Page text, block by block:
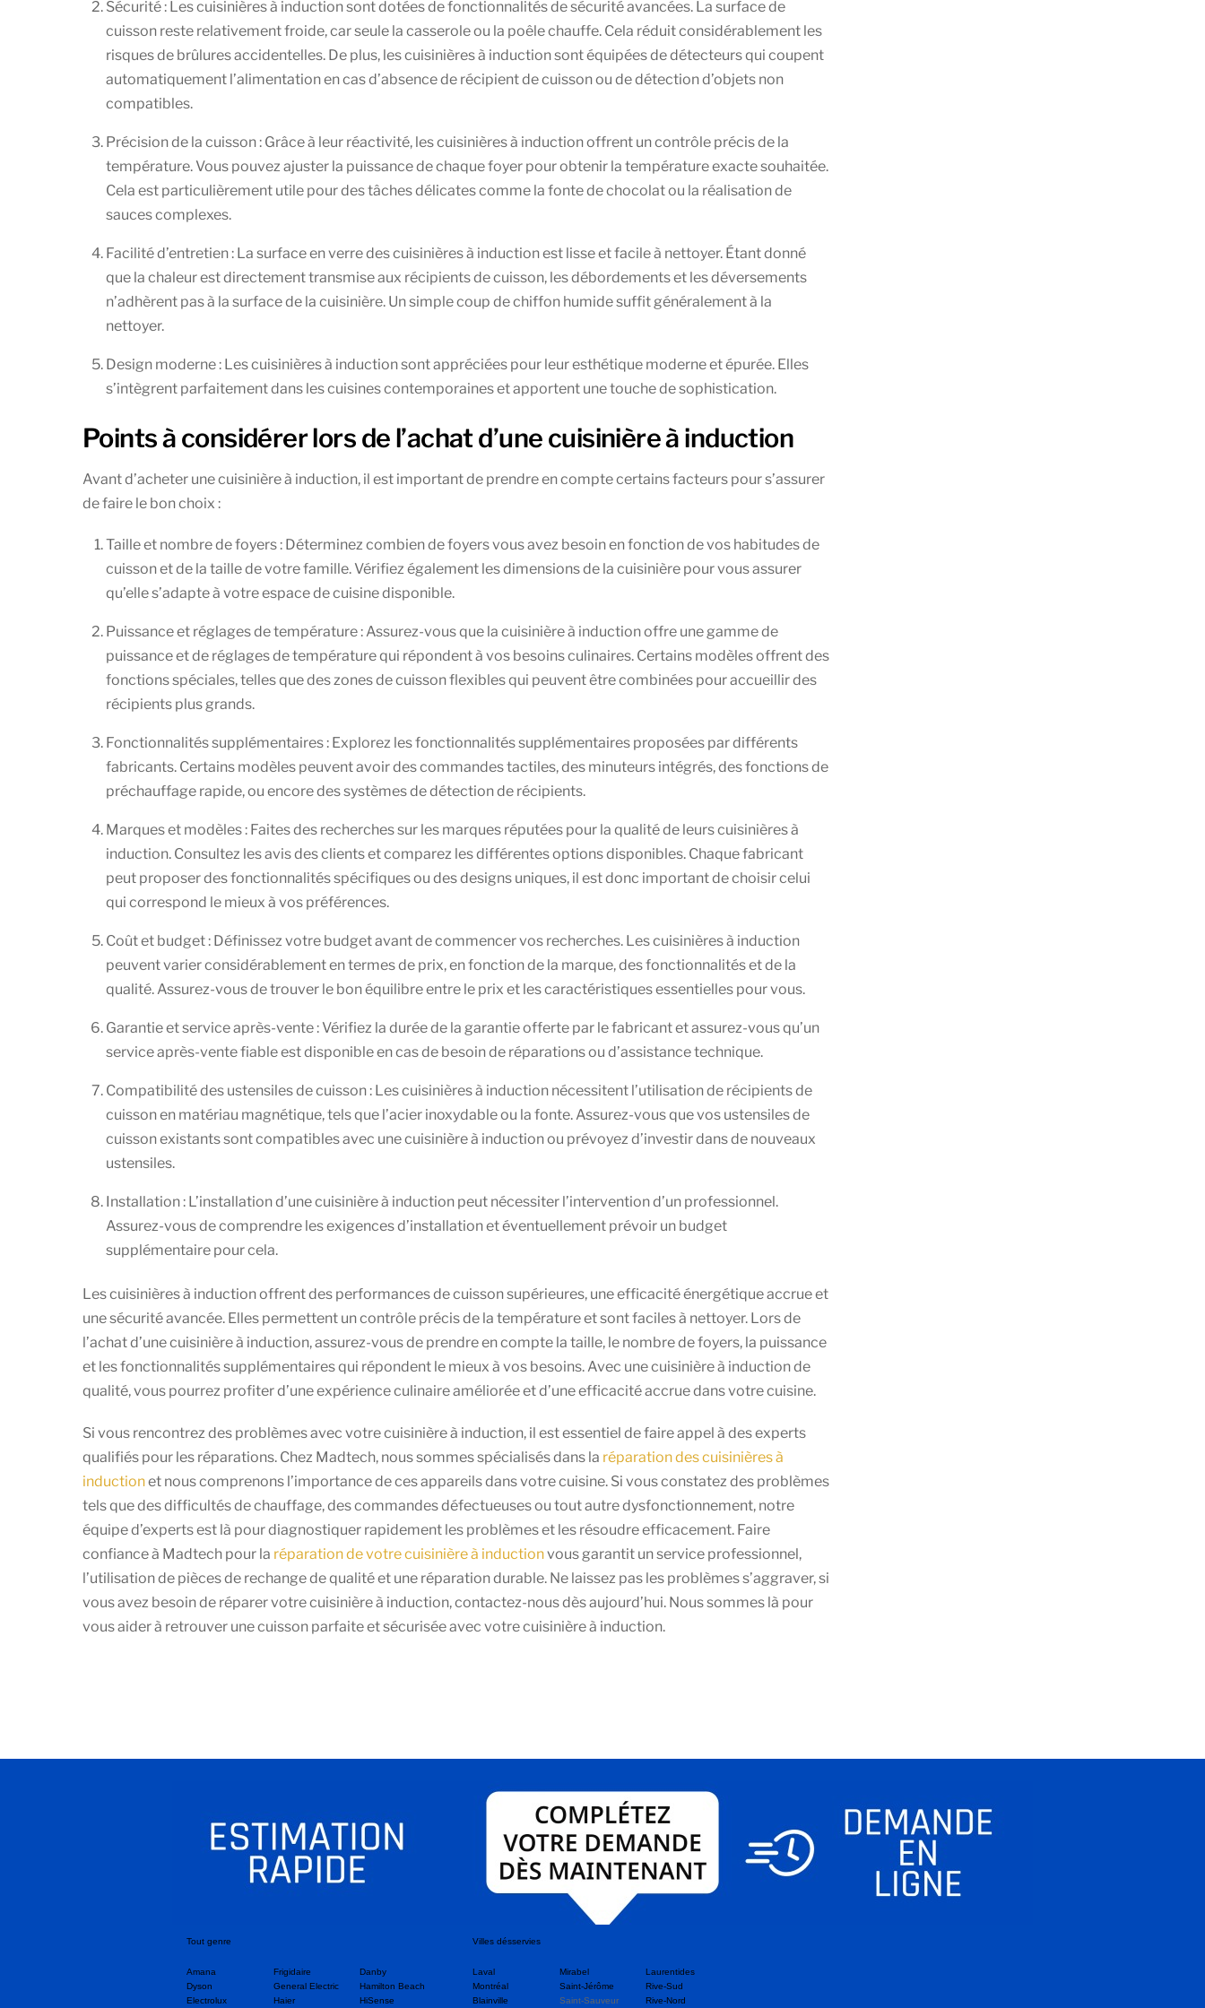
Sécurité : Les cuisinières à induction sont dotées de fonctionnalités de sécurité avancées. La surface de
cuisson reste relativement froide, car seule la casserole ou la poêle chauffe. Cela réduit considérablement les
risques de brûlures accidentelles. De plus, les cuisinières à induction sont équipées de détecteurs qui coupent
automatiquement l’alimentation en cas d’absence de récipient de cuisson ou de détection d’objets non
compatibles.
Précision de la cuisson : Grâce à leur réactivité, les cuisinières à induction offrent un contrôle précis de la
température. Vous pouvez ajuster la puissance de chaque foyer pour obtenir la température exacte souhaitée.
Cela est particulièrement utile pour des tâches délicates comme la fonte de chocolat ou la réalisation de
sauces complexes.
Facilité d’entretien : La surface en verre des cuisinières à induction est lisse et facile à nettoyer. Étant donné
que la chaleur est directement transmise aux récipients de cuisson, les débordements et les déversements
n’adhèrent pas à la surface de la cuisinière. Un simple coup de chiffon humide suffit généralement à la
nettoyer.
Design moderne : Les cuisinières à induction sont appréciées pour leur esthétique moderne et épurée. Elles
s’intègrent parfaitement dans les cuisines contemporaines et apportent une touche de sophistication.
Points à considérer lors de l’achat d’une cuisinière à induction
Avant d’acheter une cuisinière à induction, il est important de prendre en compte certains facteurs pour s’assurer
de faire le bon choix :
Taille et nombre de foyers : Déterminez combien de foyers vous avez besoin en fonction de vos habitudes de
cuisson et de la taille de votre famille. Vérifiez également les dimensions de la cuisinière pour vous assurer
qu’elle s’adapte à votre espace de cuisine disponible.
Puissance et réglages de température : Assurez-vous que la cuisinière à induction offre une gamme de
puissance et de réglages de température qui répondent à vos besoins culinaires. Certains modèles offrent des
fonctions spéciales, telles que des zones de cuisson flexibles qui peuvent être combinées pour accueillir des
récipients plus grands.
Fonctionnalités supplémentaires : Explorez les fonctionnalités supplémentaires proposées par différents
fabricants. Certains modèles peuvent avoir des commandes tactiles, des minuteurs intégrés, des fonctions de
préchauffage rapide, ou encore des systèmes de détection de récipients.
Marques et modèles : Faites des recherches sur les marques réputées pour la qualité de leurs cuisinières à
induction. Consultez les avis des clients et comparez les différentes options disponibles. Chaque fabricant
peut proposer des fonctionnalités spécifiques ou des designs uniques, il est donc important de choisir celui
qui correspond le mieux à vos préférences.
Coût et budget : Définissez votre budget avant de commencer vos recherches. Les cuisinières à induction
peuvent varier considérablement en termes de prix, en fonction de la marque, des fonctionnalités et de la
qualité. Assurez-vous de trouver le bon équilibre entre le prix et les caractéristiques essentielles pour vous.
Garantie et service après-vente : Vérifiez la durée de la garantie offerte par le fabricant et assurez-vous qu’un
service après-vente fiable est disponible en cas de besoin de réparations ou d’assistance technique.
Compatibilité des ustensiles de cuisson : Les cuisinières à induction nécessitent l’utilisation de récipients de
cuisson en matériau magnétique, tels que l’acier inoxydable ou la fonte. Assurez-vous que vos ustensiles de
cuisson existants sont compatibles avec une cuisinière à induction ou prévoyez d’investir dans de nouveaux
ustensiles.
Installation : L’installation d’une cuisinière à induction peut nécessiter l’intervention d’un professionnel.
Assurez-vous de comprendre les exigences d’installation et éventuellement prévoir un budget
supplémentaire pour cela.
Les cuisinières à induction offrent des performances de cuisson supérieures, une efficacité énergétique accrue et
une sécurité avancée. Elles permettent un contrôle précis de la température et sont faciles à nettoyer. Lors de
l’achat d’une cuisinière à induction, assurez-vous de prendre en compte la taille, le nombre de foyers, la puissance
et les fonctionnalités supplémentaires qui répondent le mieux à vos besoins. Avec une cuisinière à induction de
qualité, vous pourrez profiter d’une expérience culinaire améliorée et d’une efficacité accrue dans votre cuisine.
Si vous rencontrez des problèmes avec votre cuisinière à induction, il est essentiel de faire appel à des experts
qualifiés pour les réparations. Chez Madtech, nous sommes spécialisés dans la réparation des cuisinières à
inductionet nous comprenons l’importance de ces appareils dans votre cuisine. Si vous constatez des problèmes
tels que des difficultés de chauffage, des commandes défectueuses ou tout autre dysfonctionnement, notre
équipe d’experts est là pour diagnostiquer rapidement les problèmes et les résoudre efficacement. Faire
confiance à Madtech pour la réparation de votre cuisinière à inductionvous garantit un service professionnel,
l’utilisation de pièces de rechange de qualité et une réparation durable. Ne laissez pas les problèmes s’aggraver, si
vous avez besoin de réparer votre cuisinière à induction, contactez-nous dès aujourd’hui. Nous sommes là pour
vous aider à retrouver une cuisson parfaite et sécurisée avec votre cuisinière à induction.
Tout genre
Amana
Dyson
Electrolux
Frigidaire
General Electric
Haier
Danby
Hamilton Beach
HiSense
Villes désservies
Laval
Montréal
Blainville
Mirabel
Saint-Jérôme
Saint-Sauveur
Laurentides
Rive-Sud
Rive-Nord